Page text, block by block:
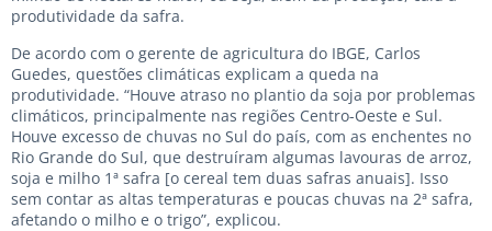
produtividade da safra.
De acordo com o gerente de agricultura do IBGE, Carlos
Guedes, questões climáticas explicam a queda na
produtividade. “Houve atraso no plantio da soja por problemas
climáticos, principalmente nas regiões Centro-Oeste e Sul.
Houve excesso de chuvas no Sul do país, com as enchentes no
Rio Grande do Sul, que destruíram algumas lavouras de arroz,
soja e milho 1ª safra [o cereal tem duas safras anuais]. Isso
sem contar as altas temperaturas e poucas chuvas na 2ª safra,
afetando o milho e o trigo”, explicou.